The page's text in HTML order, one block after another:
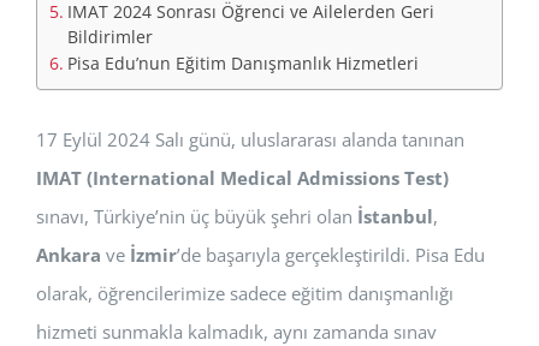
IMAT 2024 Sonrası Öğrenci ve Ailelerden Geri
Bildirimler
Pisa Edu’nun Eğitim Danışmanlık Hizmetleri
17 Eylül 2024 Salı günü, uluslararası alanda tanınan
IMAT (International Medical Admissions Test)
sınavı, Türkiye’nin üç büyük şehri olan İstanbul,
Ankara ve İzmir’de başarıyla gerçekleştirildi. Pisa Edu
olarak, öğrencilerimize sadece eğitim danışmanlığı
hizmeti sunmakla kalmadık, aynı zamanda sınav